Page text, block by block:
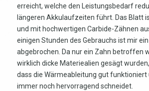
erreicht, welche den Leistungsbedarf
längeren Akkulaufzeiten führt. Das Blatt
und mit hochwertigen Carbide-Zähnen
einigen Stunden des Gebrauchs ist mir
abgebrochen. Da nur ein Zahn betroffen
wirklich dicke Materiealien gesägt
dass die Wärmeableitung gut funktioniert
immer noch hervorragend schneidet.